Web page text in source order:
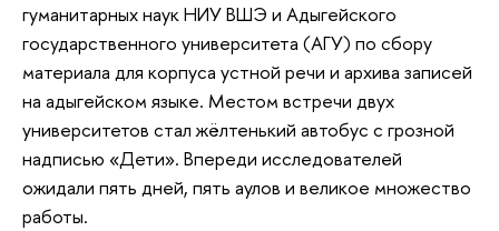
гуманитарных наук НИУ ВШЭ и Адыгейского
государственного университета (АГУ) по сбору
материала для корпуса устной речи и архива записей
на адыгейском языке. Местом встречи двух
университетов стал жёлтенький автобус с грозной
надписью «Дети». Впереди исследователей
ожидали пять дней, пять аулов и великое множество
работы.